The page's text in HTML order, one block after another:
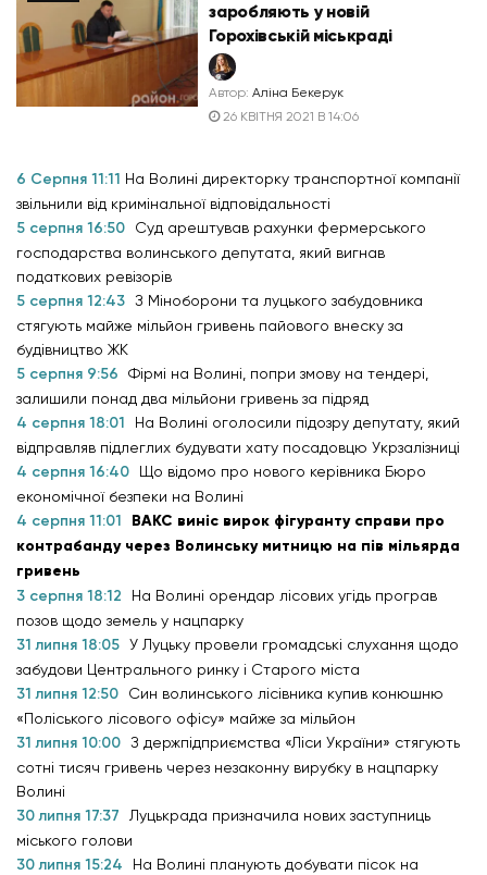
заробляють у новій
Горохівській міськраді
Автор: Аліна Бекерук
26 КВІТНЯ 2021 В 14:06
6 Серпня 11:11 На Волині директорку транспортної компанії
звільнили від кримінальної відповідальності
5 серпня 16:50
Суд арештував рахунки фермерського
господарства волинського депутата, який вигнав
податкових ревізорів
5 серпня 12:43 З Міноборони та луцького забудовника
стягують майже мільйон гривень пайового внеску за
будівництво ЖК
5 серпня 9:56
Фірмі на Волині, попри змову на тендері,
залишили понад два мільйони гривень за підряд
4 серпня 18:01
На Волині оголосили підозру депутату, який
відправляв підлеглих будувати хату посадовцю Укрзалізниці
4 серпня 16:40
Що відомо про нового керівника Бюро
економічної безпеки на Волині
4 серпня 11:01
ВАКС виніс вирок фігуранту справи про
контрабанду через Волинську митницю на пів мільярда
гривень
3 серпня 18:12
На Волині орендар лісових угідь програв
позов щодо земель у нацпарку
31 липня 18:05 У Луцьку провели громадські слухання щодо
забудови Центрального ринку і Старого міста
31 липня 12:50
Син волинського лісівника купив конюшню
«Поліського лісового офісу» майже за мільйон
31 липня 10:00 З держпідприємства «Ліси України» стягують
сотні тисяч гривень через незаконну вирубку в нацпарку
Волині
30 липня 17:37
Луцькрада призначила нових заступниць
міського голови
30 липня 15:24
На Волині планують добувати пісок на